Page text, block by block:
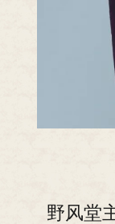
野风堂